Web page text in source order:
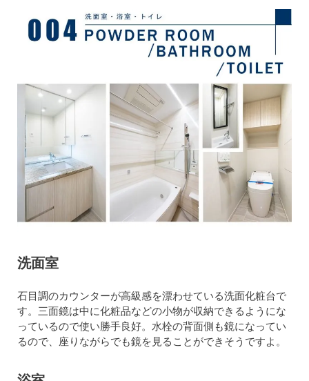
洗面室
石目調のカウンターが高級感を漂わせている洗面化粧台で
す。三面鏡は中に化粧品などの小物が収納できるようにな
っているので使い勝手良好。水栓の背面側も鏡になってい
るので、座りながらでも鏡を見ることができそうですよ。